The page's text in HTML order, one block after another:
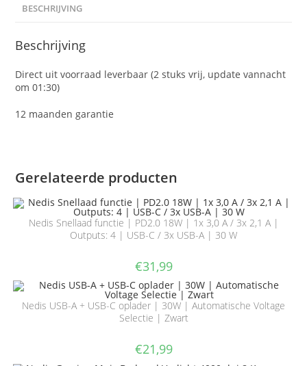
BESCHRIJVING
Beschrijving
Direct uit voorraad leverbaar (2 stuks vrij, update vannacht
om 01:30)
12 maanden garantie
Gerelateerde producten
Nedis Snellaad functie | PD2.0 18W | 1x 3,0 A / 3x 2,1 A |
Outputs: 4 | USB-C / 3x USB-A | 30 W
€31,99
Nedis USB-A + USB-C oplader | 30W | Automatische Voltage
Selectie | Zwart
€21,99